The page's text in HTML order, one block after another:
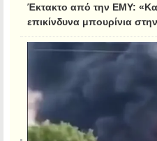
Έκτακτο από την ΕΜΥ:
επικίνδυνα μπουρίνια